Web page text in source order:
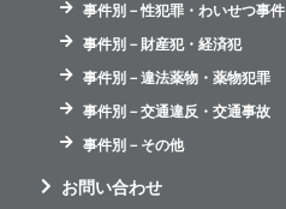
事件別－性犯罪・わいせつ事件
事件別－財産犯・経済犯
事件別－違法薬物・薬物犯罪
事件別－交通違反・交通事故
事件別－その他
お問い合わせ